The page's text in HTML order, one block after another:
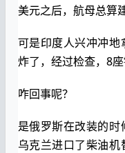
美元之后，航母总算
可是印度人兴冲冲
炸了，经过检查，8
咋回事呢？
是俄罗斯在改装的
乌克兰进口了柴油